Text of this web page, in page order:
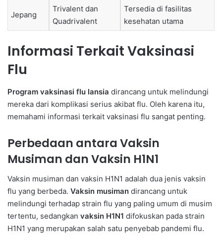
Jepang
Trivalent dan
Quadrivalent
Tersedia di fasilitas
kesehatan utama
Informasi Terkait Vaksinasi
Flu
Program vaksinasi flu lansia dirancang untuk melindungi
mereka dari komplikasi serius akibat flu. Oleh karena itu,
memahami informasi terkait vaksinasi flu sangat penting.
Perbedaan antara Vaksin
Musiman dan Vaksin H1N1
Vaksin musiman dan vaksin H1N1 adalah dua jenis vaksin
flu yang berbeda. Vaksin musiman dirancang untuk
melindungi terhadap strain flu yang paling umum di musim
tertentu, sedangkan vaksin H1N1 difokuskan pada strain
H1N1 yang merupakan salah satu penyebab pandemi flu.